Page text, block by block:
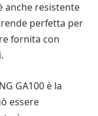
anche resistente
rende perfetta per
fornita con
GA100 è la
essere